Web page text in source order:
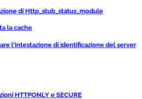
di Http_stub_status_module
la cache
l'intestazione di identificazione del server
HTTPONLY e SECURE